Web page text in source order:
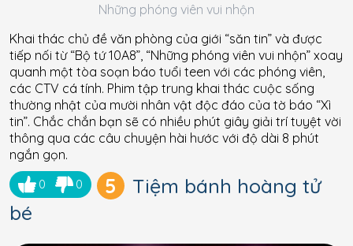
Những phóng viên vui nhộn
Khai thác chủ đề văn phòng của giới “săn tin” và được
tiếp nối từ “Bộ tứ 10A8”, “Những phóng viên vui nhộn” xoay
quanh một tòa soạn báo tuổi teen với các phóng viên,
các CTV cá tính. Phim tập trung khai thác cuộc sống
thường nhật của mười nhân vật độc đáo của tờ báo “Xì
tin”. Chắc chắn bạn sẽ có nhiều phút giây giải trí tuyệt vời
thông qua các câu chuyện hài hước với độ dài 8 phút
ngắn gọn.
0 0 5
Tiệm bánh hoàng tử
bé